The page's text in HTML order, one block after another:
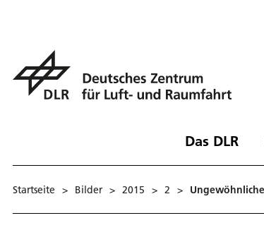
Das DLR
Startseite > Bilder > 2015 > 2 >